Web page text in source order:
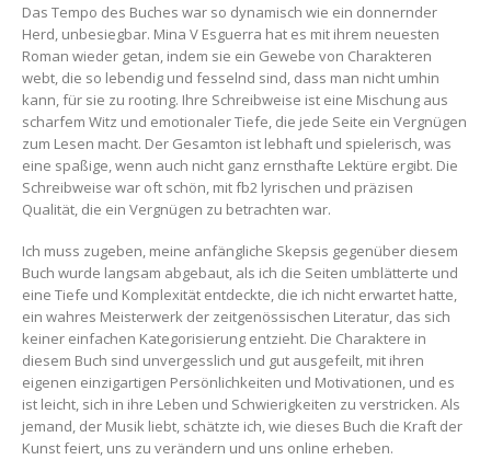
Das Tempo des Buches war so dynamisch wie ein donnernder
Herd, unbesiegbar. Mina V Esguerra hat es mit ihrem neuesten
Roman wieder getan, indem sie ein Gewebe von Charakteren
webt, die so lebendig und fesselnd sind, dass man nicht umhin
kann, für sie zu rooting. Ihre Schreibweise ist eine Mischung aus
scharfem Witz und emotionaler Tiefe, die jede Seite ein Vergnügen
zum Lesen macht. Der Gesamton ist lebhaft und spielerisch, was
eine spaßige, wenn auch nicht ganz ernsthafte Lektüre ergibt. Die
Schreibweise war oft schön, mit fb2 lyrischen und präzisen
Qualität, die ein Vergnügen zu betrachten war.
Ich muss zugeben, meine anfängliche Skepsis gegenüber diesem
Buch wurde langsam abgebaut, als ich die Seiten umblätterte und
eine Tiefe und Komplexität entdeckte, die ich nicht erwartet hatte,
ein wahres Meisterwerk der zeitgenössischen Literatur, das sich
keiner einfachen Kategorisierung entzieht. Die Charaktere in
diesem Buch sind unvergesslich und gut ausgefeilt, mit ihren
eigenen einzigartigen Persönlichkeiten und Motivationen, und es
ist leicht, sich in ihre Leben und Schwierigkeiten zu verstricken. Als
jemand, der Musik liebt, schätzte ich, wie dieses Buch die Kraft der
Kunst feiert, uns zu verändern und uns online erheben.